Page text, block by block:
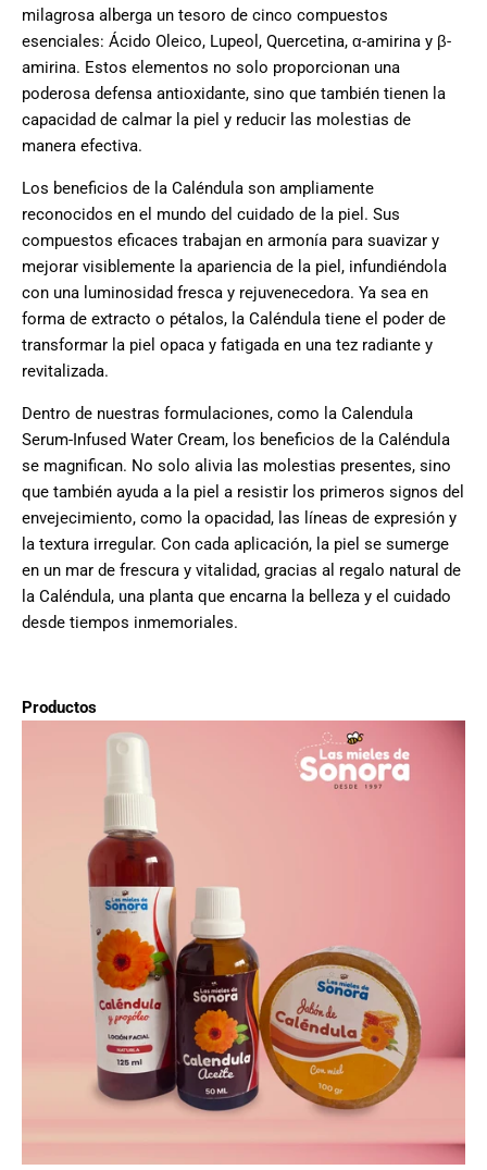
milagrosa alberga un tesoro de cinco compuestos
esenciales: Ácido Oleico, Lupeol, Quercetina, α-amirina y β-
amirina. Estos elementos no solo proporcionan una
poderosa defensa antioxidante, sino que también tienen la
capacidad de calmar la piel y reducir las molestias de
manera efectiva.
Los beneficios de la Caléndula son ampliamente
reconocidos en el mundo del cuidado de la piel. Sus
compuestos eficaces trabajan en armonía para suavizar y
mejorar visiblemente la apariencia de la piel, infundiéndola
con una luminosidad fresca y rejuvenecedora. Ya sea en
forma de extracto o pétalos, la Caléndula tiene el poder de
transformar la piel opaca y fatigada en una tez radiante y
revitalizada.
Dentro de nuestras formulaciones, como la Calendula
Serum-Infused Water Cream, los beneficios de la Caléndula
se magnifican. No solo alivia las molestias presentes, sino
que también ayuda a la piel a resistir los primeros signos del
envejecimiento, como la opacidad, las líneas de expresión y
la textura irregular. Con cada aplicación, la piel se sumerge
en un mar de frescura y vitalidad, gracias al regalo natural de
la Caléndula, una planta que encarna la belleza y el cuidado
desde tiempos inmemoriales.
Productos